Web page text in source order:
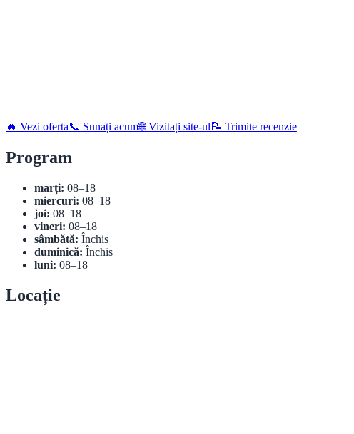
🔥 Vezi oferta📞 Sunați acum🌐 Vizitați site-ul 📝 Trimite recenzie
Program
marți: 08–18
miercuri: 08–18
joi: 08–18
vineri: 08–18
sâmbătă: Închis
duminică: Închis
luni: 08–18
Locație